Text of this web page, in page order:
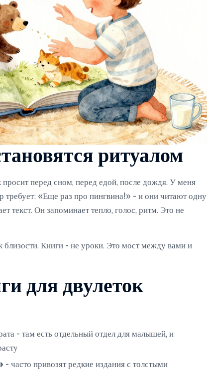
ритуалом
перед сном, перед едой, после дождя. У меня
требует: «Еще раз про пингвина!» - и они читают одну
текст. Он запоминает тепло, голос, ритм. Это не
близости. Книги - не уроки. Это мост между вами и
для двулеток
- там есть отдельный отдел для малышей, и
- часто привозят редкие издания с толстыми